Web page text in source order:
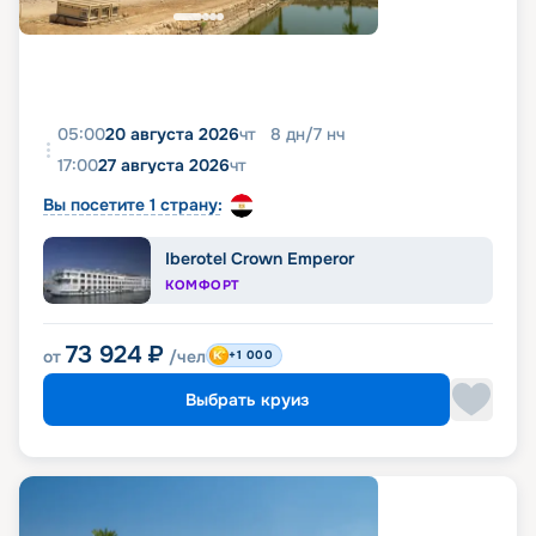
05:0020 августа 2026чт 8 дн/7 нч
17:0027 августа 2026чт
Вы посетите 1 страну:
Iberotel Crown Emperor
КОМФОРТ
от 73 924 ₽ /чел +1 000
Выбрать круиз